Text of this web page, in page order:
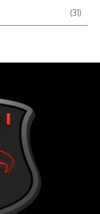
(31)